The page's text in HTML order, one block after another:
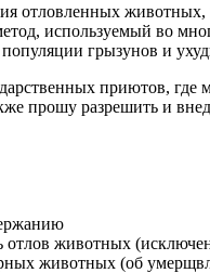
отловленных животных,
используемый во
популяции грызунов и
приютов,
прошу разрешить и
отлов животных
животных (об